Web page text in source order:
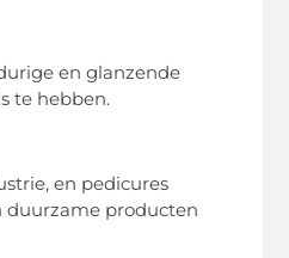
en glanzende
te hebben.
en pedicures
duurzame producten